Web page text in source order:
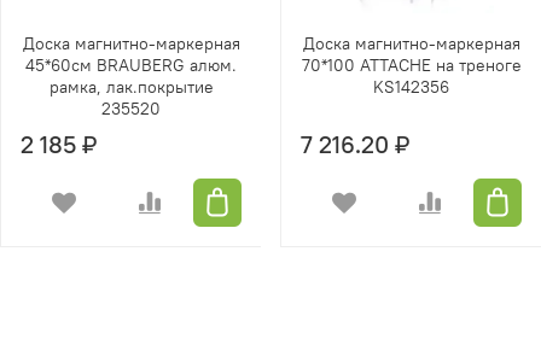
Доска магнитно-маркерная
45*60см BRAUBERG алюм.
рамка, лак.покрытие
235520
2 185 ₽
Доска магнитно-маркерная
70*100 ATTACHE на треноге
KS142356
7 216.20 ₽